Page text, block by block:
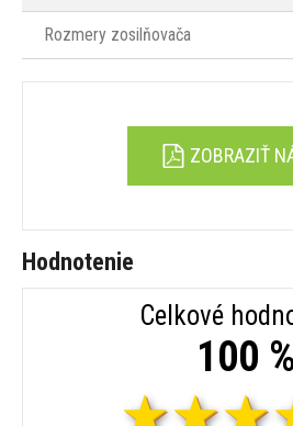
Rozmery zosilňovača
ZOBRAZIŤ
Hodnotenie
Celkové
100 %